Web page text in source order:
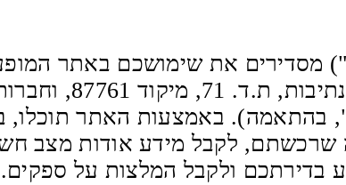
") מסדירים את שימושכם באתר
ח.פ. 51139938,
בהתאמה). באמצעות האתר תוכלו,
שרכשתם, לקבל מידע אודות מצב
בדירתכם ולקבל המלצות על ספקים.